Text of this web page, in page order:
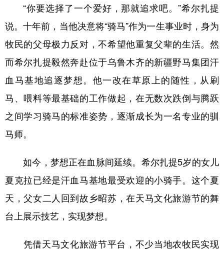
“你要选择了一个爱好，那就追求吧。”希尔扎提
说。十年前，当他决意将“骑马”作为一生事业时，身为
牧民的父母极力反对，不希望他重复父辈的生活。然
而希尔扎提毅然奔赴位于乌鲁木齐的新疆野马集团汗
血马基地追逐梦想。他一改在草原上的随性，从刷
马、喂料等最基础的工作做起，在无数次跌倒与腾跃
之间学习骑马的标准姿势，逐渐成长为一名专业的驯
马师。
如今，梦想正在血脉间延续。希尔扎提5岁的女儿
夏克拉已经是汗血马基地最受欢迎的小骑手。这个夏
天，父女二人回到故乡昭苏，在天马文化旅游节的舞
台上展示技艺，实现梦想。
凭借天马文化旅游节平台，不少当地农牧民实现